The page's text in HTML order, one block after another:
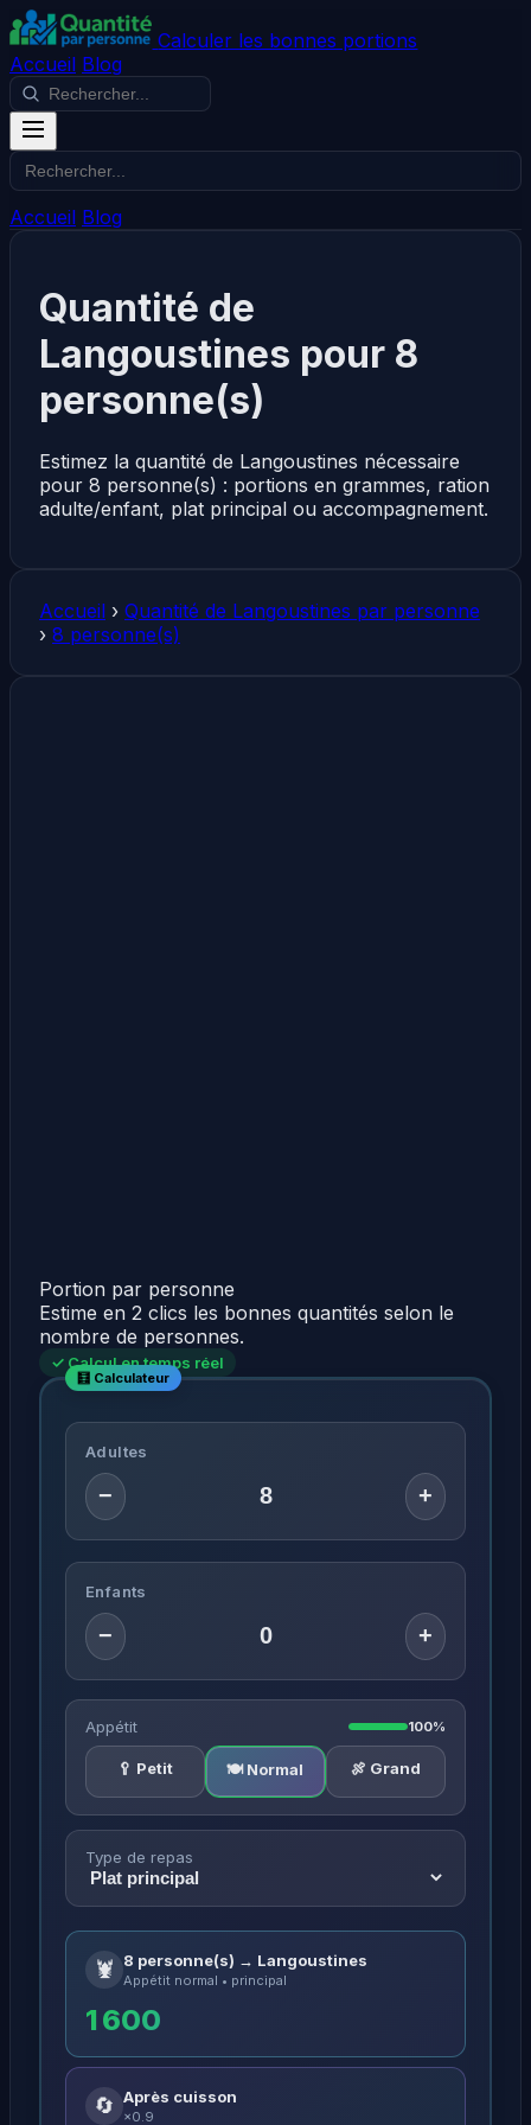
Calculer les bonnes portions
Accueil Blog
Accueil Blog
Quantité de
Langoustines pour 8
personne(s)
Estimez la quantité de Langoustines nécessaire
pour 8 personne(s) : portions en grammes, ration
adulte/enfant, plat principal ou accompagnement.
Accueil › Quantité de Langoustines par personne
› 8 personne(s)
Portion par personne
Estime en 2 clics les bonnes quantités selon le
nombre de personnes.
✓ Calcul en temps réel
Adultes
− +
Enfants
− +
Appétit 100%
🥄 Petit 🍽️ Normal 🍖 Grand
Type de repas
🦞 8 personne(s) → Langoustines
Appétit normal • principal
1 600
🔄 Après cuisson
×0.9